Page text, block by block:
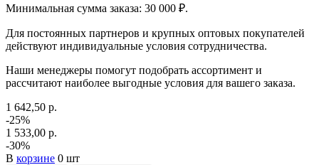
Минимальная сумма заказа: 30 000 ₽.
Для постоянных партнеров и крупных оптовых покупателей
действуют индивидуальные условия сотрудничества.
Наши менеджеры помогут подобрать ассортимент и
рассчитают наиболее выгодные условия для вашего заказа.
1 642,50 р.
-25%
1 533,00 р.
-30%
В корзине 0 шт